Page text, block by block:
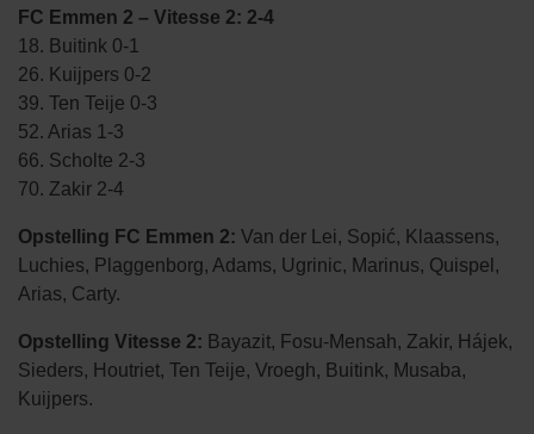
FC Emmen 2 – Vitesse 2: 2-4
18. Buitink 0-1
26. Kuijpers 0-2
39. Ten Teije 0-3
52. Arias 1-3
66. Scholte 2-3
70. Zakir 2-4
Opstelling FC Emmen 2: Van der Lei, Sopić, Klaassens,
Luchies, Plaggenborg, Adams, Ugrinic, Marinus, Quispel,
Arias, Carty.
Opstelling Vitesse 2: Bayazit, Fosu-Mensah, Zakir, Hájek,
Sieders, Houtriet, Ten Teije, Vroegh, Buitink, Musaba,
Kuijpers.